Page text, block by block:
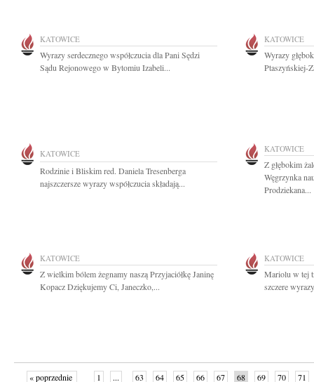
KATOWICE
Wyrazy serdecznego współczucia dla Pani Sędzi
Sądu Rejonowego w Bytomiu Izabeli...
KATOWICE
Wyrazy
Ptaszyńskiej-
KATOWICE
Rodzinie i Bliskim red. Daniela Tresenberga
najszczersze wyrazy współczucia składają...
KATOWICE
Z głębokim
Węgrzynka
Prodziekana...
KATOWICE
Z wielkim bólem żegnamy naszą Przyjaciółkę Janinę
Kopacz Dziękujemy Ci, Janeczko,...
KATOWICE
Mariolu w tej
szczere
« poprzednie 1 ... 63 64 65 66 67 68 69 70 71